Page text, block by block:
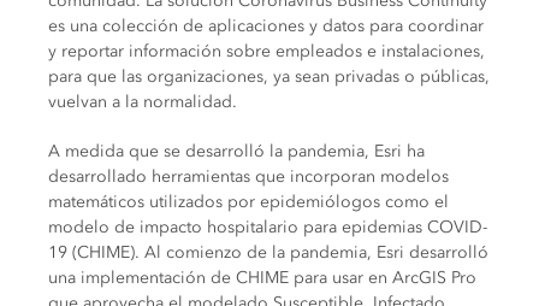
es una colección de aplicaciones y datos para coordinar
y reportar información sobre empleados e instalaciones,
para que las organizaciones, ya sean privadas o públicas,
vuelvan a la normalidad.
A medida que se desarrolló la pandemia, Esri ha
desarrollado herramientas que incorporan modelos
matemáticos utilizados por epidemiólogos como el
modelo de impacto hospitalario para epidemias COVID-
19 (CHIME). Al comienzo de la pandemia, Esri desarrolló
una implementación de CHIME para usar en ArcGIS Pro